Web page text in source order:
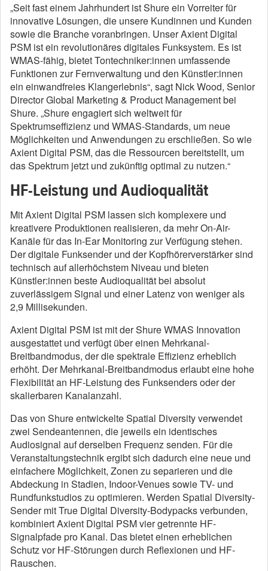
„Seit fast einem Jahrhundert ist Shure ein Vorreiter für
innovative Lösungen, die unsere Kundinnen und Kunden
sowie die Branche voranbringen. Unser Axient Digital
PSM ist ein revolutionäres digitales Funksystem. Es ist
WMAS-fähig, bietet Tontechniker:innen umfassende
Funktionen zur Fernverwaltung und den Künstler:innen
ein einwandfreies Klangerlebnis“, sagt Nick Wood, Senior
Director Global Marketing & Product Management bei
Shure. „Shure engagiert sich weltweit für
Spektrumseffizienz und WMAS-Standards, um neue
Möglichkeiten und Anwendungen zu erschließen. So wie
Axient Digital PSM, das die Ressourcen bereitstellt, um
das Spektrum jetzt und zukünftig optimal zu nutzen.“
HF-Leistung und Audioqualität
Mit Axient Digital PSM lassen sich komplexere und
kreativere Produktionen realisieren, da mehr On-Air-
Kanäle für das In-Ear Monitoring zur Verfügung stehen.
Der digitale Funksender und der Kopfhörerverstärker sind
technisch auf allerhöchstem Niveau und bieten
Künstler:innen beste Audioqualität bei absolut
zuverlässigem Signal und einer Latenz von weniger als
2,9 Millisekunden.
Axient Digital PSM ist mit der Shure WMAS Innovation
ausgestattet und verfügt über einen Mehrkanal-
Breitbandmodus, der die spektrale Effizienz erheblich
erhöht. Der Mehrkanal-Breitbandmodus erlaubt eine hohe
Flexibilität an HF-Leistung des Funksenders oder der
skalierbaren Kanalanzahl.
Das von Shure entwickelte Spatial Diversity verwendet
zwei Sendeantennen, die jeweils ein identisches
Audiosignal auf derselben Frequenz senden. Für die
Veranstaltungstechnik ergibt sich dadurch eine neue und
einfachere Möglichkeit, Zonen zu separieren und die
Abdeckung in Stadien, Indoor-Venues sowie TV- und
Rundfunkstudios zu optimieren. Werden Spatial Diversity-
Sender mit True Digital Diversity-Bodypacks verbunden,
kombiniert Axient Digital PSM vier getrennte HF-
Signalpfade pro Kanal. Das bietet einen erheblichen
Schutz vor HF-Störungen durch Reflexionen und HF-
Rauschen.